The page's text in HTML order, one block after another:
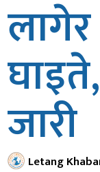
जारी
Letang